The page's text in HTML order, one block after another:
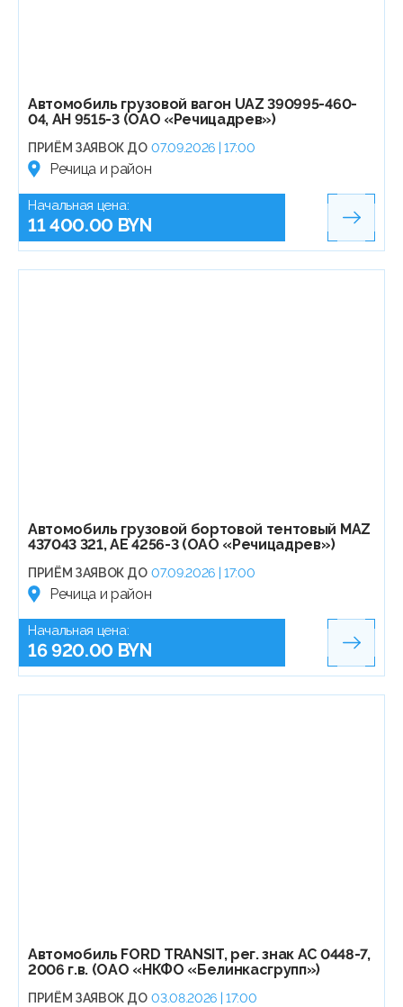
Автомобиль грузовой вагон UAZ 390995-460-
04, АН 9515-3 (ОАО «Речицадрев»)
ПРИЁМ ЗАЯВОК ДО 07.09.2026 | 17:00
Речица и район
Начальная цена:
11 400.00 BYN
Автомобиль грузовой бортовой тентовый МАZ
437043 321, АЕ 4256-3 (ОАО «Речицадрев»)
ПРИЁМ ЗАЯВОК ДО 07.09.2026 | 17:00
Речица и район
Начальная цена:
16 920.00 BYN
Автомобиль FORD TRANSIT, рег. знак АС 0448-7,
2006 г.в. (ОАО «НКФО «Белинкасгрупп»)
ПРИЁМ ЗАЯВОК ДО 03.08.2026 | 17:00